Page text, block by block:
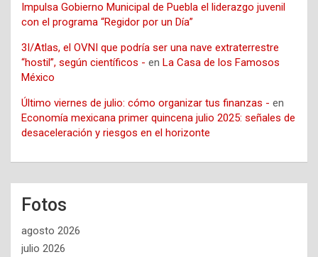
Impulsa Gobierno Municipal de Puebla el liderazgo juvenil
con el programa “Regidor por un Día”
3I/Atlas, el OVNI que podría ser una nave extraterrestre
“hostil”, según científicos - en La Casa de los Famosos
México
Último viernes de julio: cómo organizar tus finanzas - en
Economía mexicana primer quincena julio 2025: señales de
desaceleración y riesgos en el horizonte
Fotos
agosto 2026
julio 2026